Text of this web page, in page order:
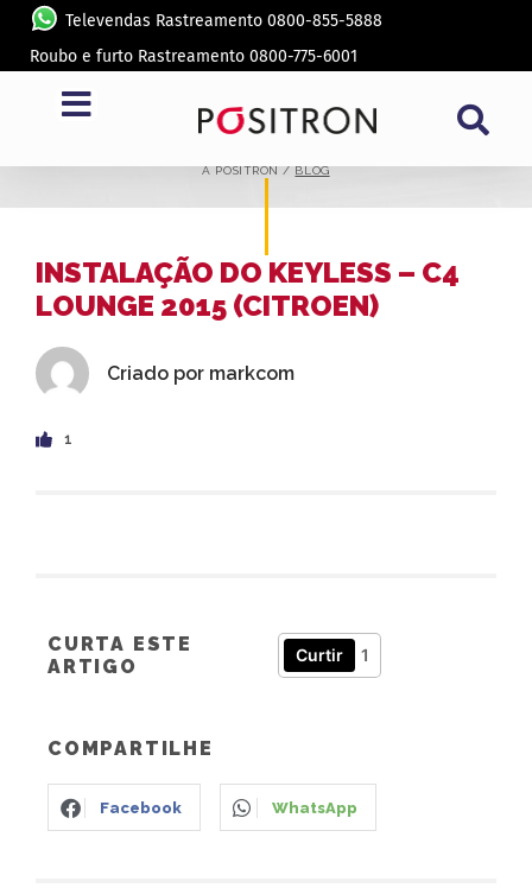
Televendas Rastreamento 0800-855-5888
Roubo e furto Rastreamento 0800-775-6001
BLOG
A PÓSITRON /BLOG
INSTALAÇÃO DO KEYLESS – C4
LOUNGE 2015 (CITROEN)
Criado por markcom
1
CURTA ESTE
ARTIGO
Curtir 1
COMPARTILHE
Facebook WhatsApp